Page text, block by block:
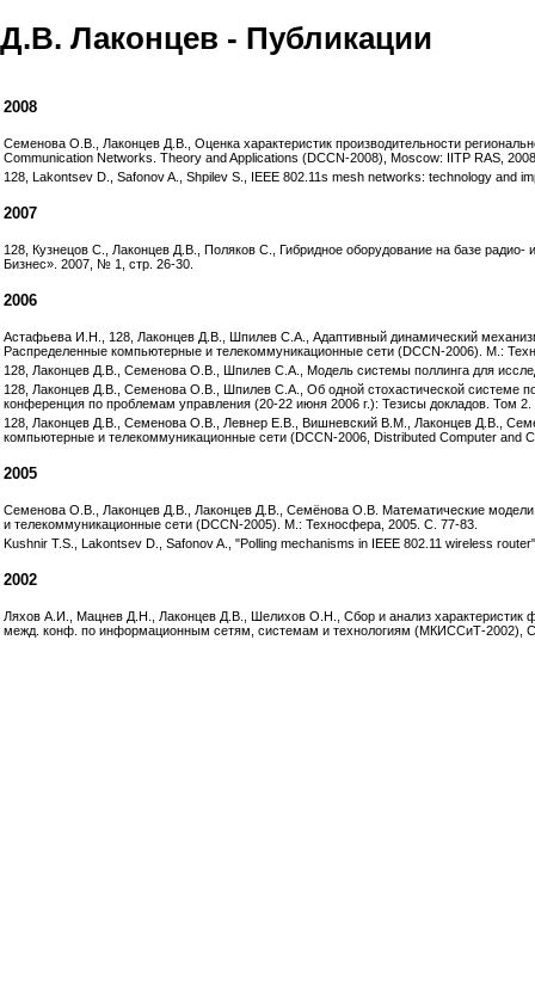
Д.В. Лаконцев - Публикации
2008
Семенова О.В., Лаконцев Д.В., Оценка характеристик производительности
Communication Networks. Theory and Applications (DCCN-2008), Moscow: IITP RAS,
128, Lakontsev D., Safonov A., Shpilev S., IEEE 802.11s mesh networks: technology and
2007
128, Кузнецов С., Лаконцев Д.В., Поляков С., Гибридное оборудование на базе
Бизнес». 2007, № 1, стр. 26-30.
2006
Астафьева И.Н., 128, Лаконцев Д.В., Шпилев С.А., Адаптивный динамический
Распределенные компьютерные и телекоммуникационные сети (DCCN-2006). М.:
128, Лаконцев Д.В., Семенова О.В., Шпилев С.А., Модель системы поллинга для
128, Лаконцев Д.В., Семенова О.В., Шпилев С.А., Об одной стохастической системе
конференция по проблемам управления (20-22 июня 2006 г.): Тезисы докладов. Том
128, Лаконцев Д.В., Семенова О.В., Левнер Е.В., Вишневский В.М., Лаконцев Д.В.,
компьютерные и телекоммуникационные сети (DCCN-2006, Distributed Computer
2005
Семенова О.В., Лаконцев Д.В., Лаконцев Д.В., Семёнова О.В. Математические модели
и телекоммуникационные сети (DCCN-2005). М.: Техносфера, 2005. С. 77-83.
Kushnir T.S., Lakontsev D., Safonov A., "Polling mechanisms in IEEE 802.11 wireless
2002
Ляхов А.И., Мацнев Д.Н., Лаконцев Д.В., Шелихов О.Н., Сбор и анализ характеристик
межд. конф. по информационным сетям, системам и технологиям (МКИССиТ-2002),